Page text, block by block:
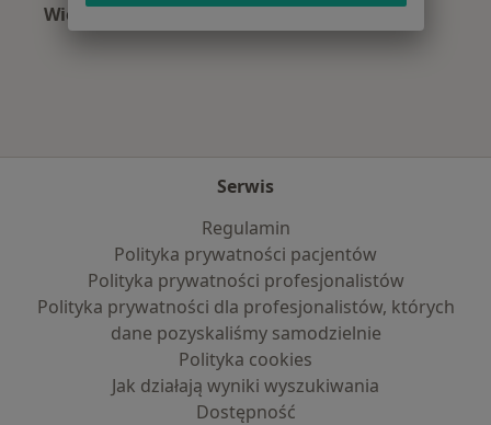
Więcej (1)
Serwis
Regulamin
Polityka prywatności pacjentów
Polityka prywatności profesjonalistów
Polityka prywatności dla profesjonalistów, których
dane pozyskaliśmy samodzielnie
Polityka cookies
Jak działają wyniki wyszukiwania
Dostępność